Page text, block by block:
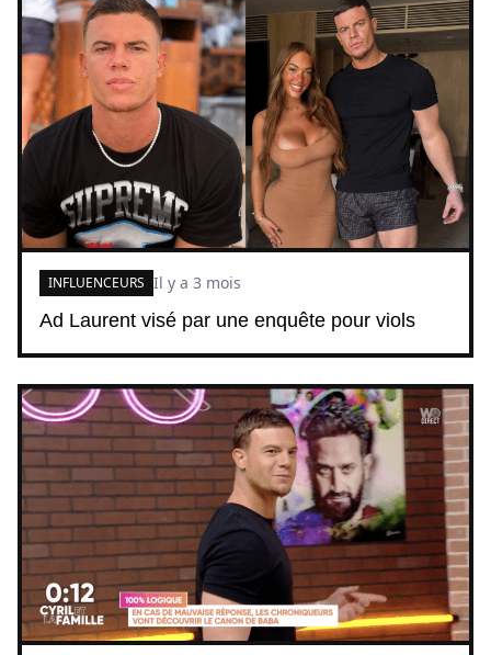
Ad Laurent visé par une enquête pour viols
INFLUENCEURS Il y a 3 mois